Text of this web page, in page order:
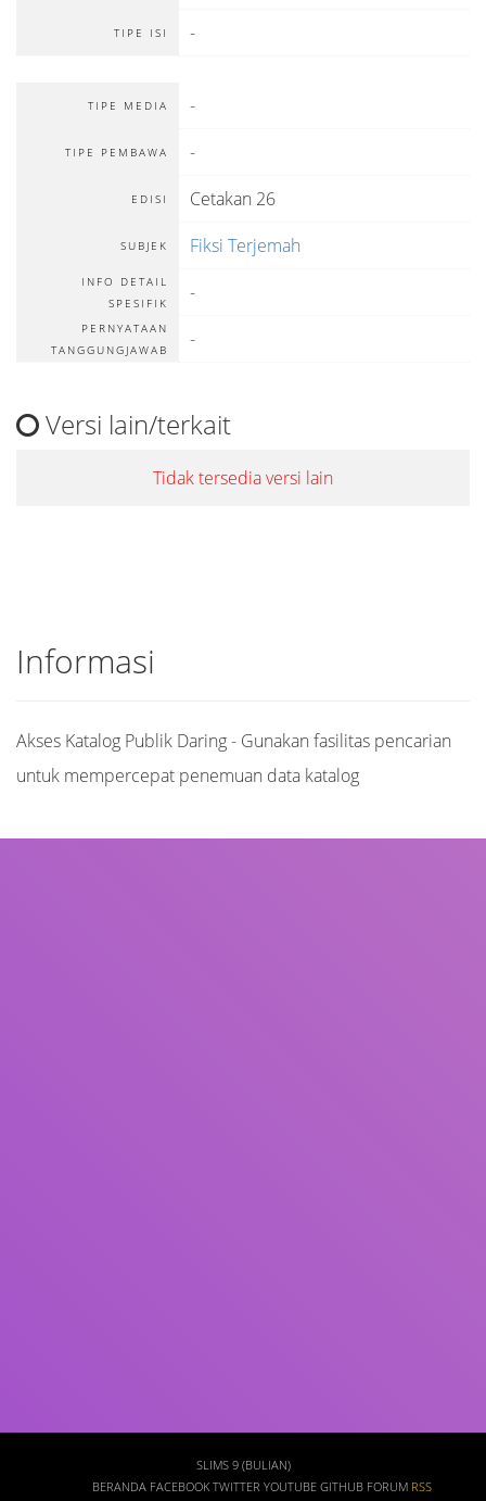
TIPE ISI -
TIPE MEDIA -
TIPE PEMBAWA -
EDISI Cetakan 26
SUBJEK Fiksi Terjemah
INFO DETAIL
SPESIFIK
-
PERNYATAAN
TANGGUNGJAWAB
-
Versi lain/terkait
Tidak tersedia versi lain
Informasi
Akses Katalog Publik Daring - Gunakan fasilitas pencarian
untuk mempercepat penemuan data katalog
SLIMS 9 (BULIAN)
BERANDA FACEBOOK TWITTER YOUTUBE GITHUB FORUM RSS